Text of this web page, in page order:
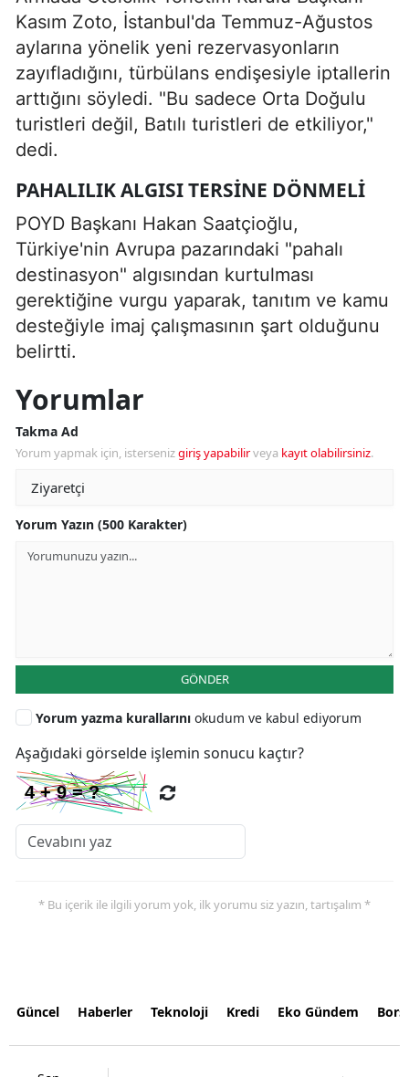
Kasım Zoto, İstanbul'da Temmuz-Ağustos
aylarına yönelik yeni rezervasyonların
zayıfladığını, türbülans endişesiyle iptallerin
arttığını söyledi. "Bu sadece Orta Doğulu
turistleri değil, Batılı turistleri de etkiliyor,"
dedi.
PAHALILIK ALGISI TERSINE DÖNMELI
POYD Başkanı Hakan Saatçioğlu,
Türkiye'nin Avrupa pazarındaki "pahalı
destinasyon" algısından kurtulması
gerektiğine vurgu yaparak, tanıtım ve kamu
desteğiyle imaj çalışmasının şart olduğunu
belirtti.
Yorumlar
Takma Ad
Yorum yapmak için, istersenizgiriş yapabilirveya kayıt olabilirsiniz.
Yorum Yazın (500 Karakter)
GÖNDER
Yorum yazma kurallarını okudum ve kabul ediyorum
Aşağıdaki görselde işlemin sonucu kaçtır?
* Bu içerik ile ilgili yorum yok, ilk yorumu siz yazın, tartışalım *
Güncel Haberler Teknoloji Kredi Eko Gündem